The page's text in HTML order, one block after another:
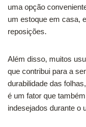
uma opção
um estoque em casa,
reposições.
Além disso, muitos
que contribui para a
durabilidade das
é um fator que
indesejados durante o